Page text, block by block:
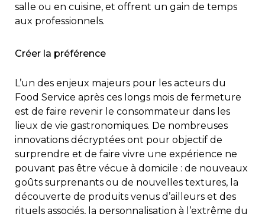
salle ou en cuisine, et offrent un gain de temps
aux professionnels.
Créer la préférence
L’un des enjeux majeurs pour les acteurs du
Food Service après ces longs mois de fermeture
est de faire revenir le consommateur dans les
lieux de vie gastronomiques. De nombreuses
innovations décryptées ont pour objectif de
surprendre et de faire vivre une expérience ne
pouvant pas être vécue à domicile : de nouveaux
goûts surprenants ou de nouvelles textures, la
découverte de produits venus d’ailleurs et des
rituels associés, la personnalisation à l’extrême du